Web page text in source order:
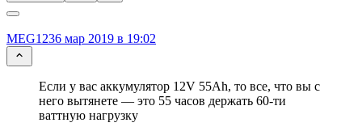
MEG1236 мар 2019 в 19:02
Если у вас аккумулятор 12V 55Ah, то все, что вы с
него вытянете — это 55 часов держать 60-ти
ваттную нагрузку